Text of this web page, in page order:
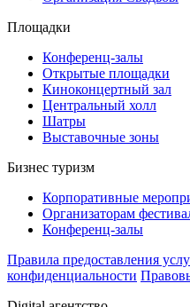
Площадки
Конференц-залы
Открытые площадки
Киноконцертный зал
Центральный холл
Шатры
Выставочные зоны
Бизнес туризм
Корпоративные
Организаторам
Конференц-залы
Правила предоставления
конфиденциальности